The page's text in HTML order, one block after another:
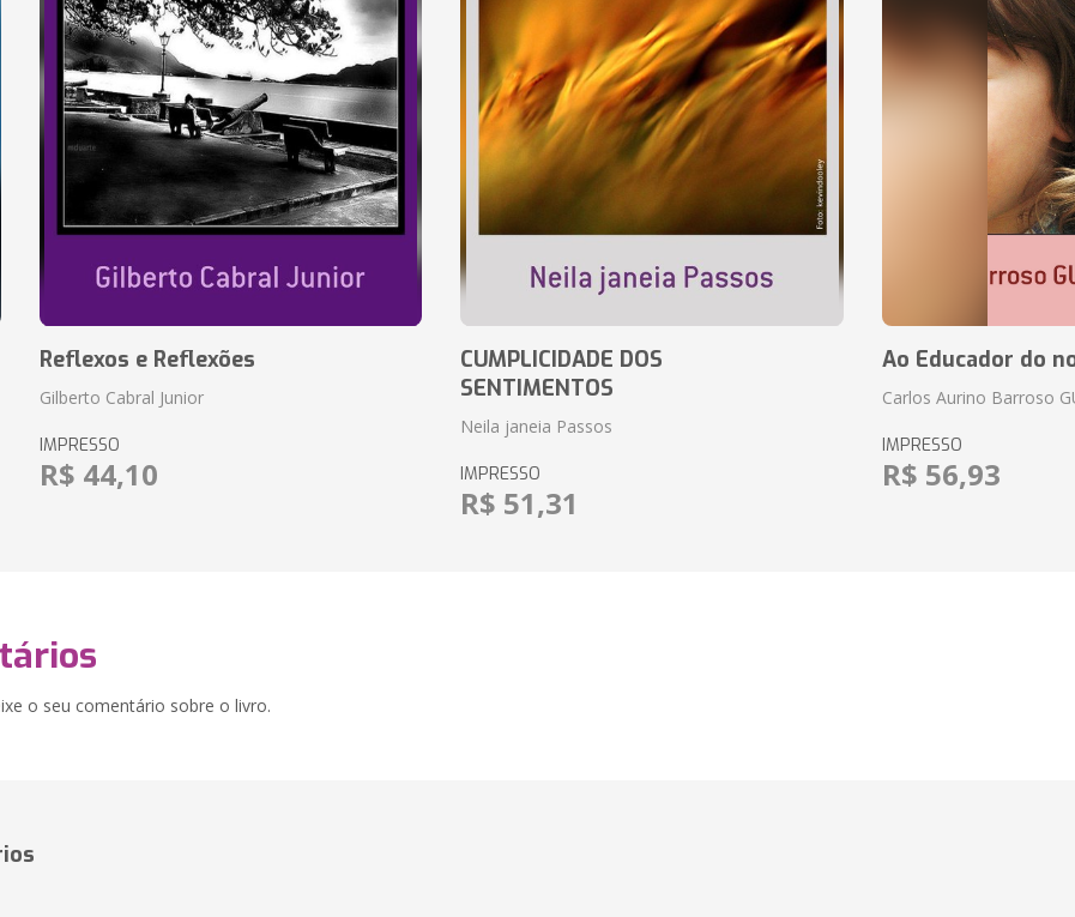
Reflexos e Reflexões
Gilberto Cabral Junior
IMPRESSO
R$ 44,10
CUMPLICIDADE DOS
SENTIMENTOS
Neila janeia Passos
IMPRESSO
R$ 51,31
Ao Educador do
Carlos Aurino Barroso
IMPRESSO
R$ 56,93
o seu comentário sobre o livro.